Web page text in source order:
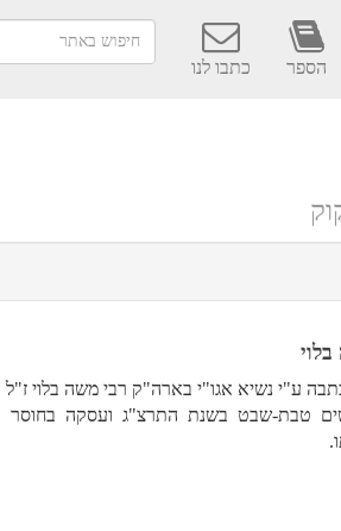
הספר כתבו לנו
ע"י נשיא אגו"י בארה"ק רבי משה בלוי ז"ל
טבת-שבט בשנת התרצ"ג ועסקה בחוסר